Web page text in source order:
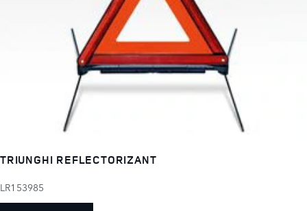
TRIUNGHI REFLECTORIZANT
LR153985